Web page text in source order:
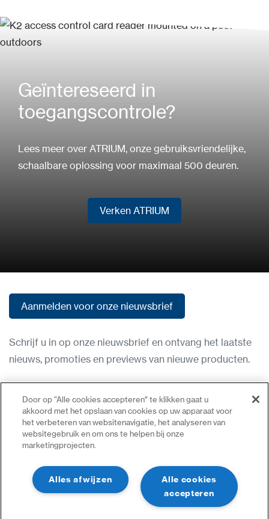
Geïntereseerd in
toegangscontrole?
Lees meer over ATRIUM, onze gebruiksvriendelijke,
schaalbare oplossing voor maximaal 500 deuren.
Verken ATRIUM
Aanmelden voor onze nieuwsbrief
Schrijf u in op onze nieuwsbrief en ontvang het laatste
nieuws, promoties en previews van nieuwe producten.
Gebruiksvoorwaarden
Privacybeleid
Neem contact op
Inloggen
Sitemap
Door op “Alle cookies accepteren” te klikken gaat u
akkoord met het opslaan van cookies op uw apparaat voor
het verbeteren van websitenavigatie, het analyseren van
websitegebruik en om ons te helpen bij onze
marketingprojecten.
Alle cookies
accepteren
Alles afwijzen